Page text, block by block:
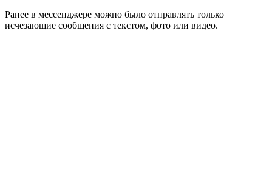
Ранее в мессенджере можно было отправлять только
исчезающие сообщения с текстом, фото или видео.